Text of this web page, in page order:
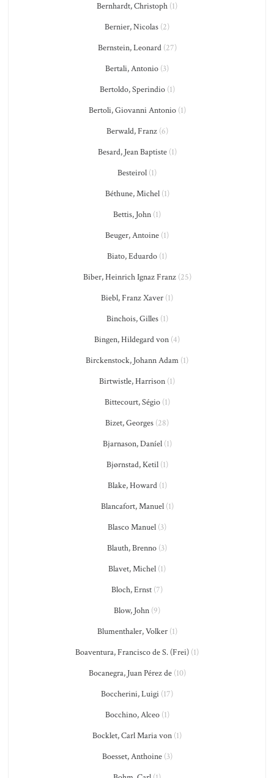
Bernhardt, Christoph (1)
Bernier, Nicolas (2)
Bernstein, Leonard(27)
Bertali, Antonio (3)
Bertoldo, Sperindio(1)
Bertoli, Giovanni Antonio(1)
Berwald, Franz(6)
Besard, Jean Baptiste(1)
Besteirol (1)
Béthune, Michel(1)
Bettis, John (1)
Beuger, Antoine (1)
Biato, Eduardo (1)
Biber, Heinrich Ignaz Franz(25)
Biebl, Franz Xaver (1)
Binchois, Gilles(1)
Bingen, Hildegard von (4)
Birckenstock, Johann Adam (1)
Birtwistle, Harrison (1)
Bittecourt, Ségio(1)
Bizet, Georges (28)
Bjarnason, Daníel(1)
Bjørnstad, Ketil(1)
Blake, Howard(1)
Blancafort, Manuel(1)
Blasco Manuel (3)
Blauth, Brenno (3)
Blavet, Michel (1)
Bloch, Ernst (7)
Blow, John (9)
Blumenthaler, Volker(1)
Boaventura, Francisco de S. (Frei) (1)
Bocanegra, Juan Pérez de(10)
Boccherini, Luigi (17)
Bocchino, Alceo(1)
Bocklet, Carl Maria von (1)
Boesset, Anthoine(3)